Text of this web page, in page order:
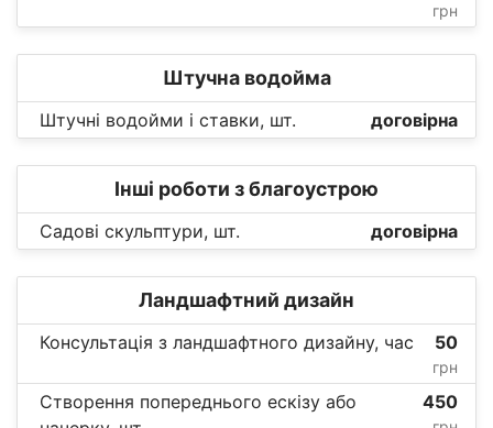
грн
Штучна водойма
Штучні водойми і ставки, шт. договірна
Інші роботи з благоустрою
Садові скульптури, шт. договірна
Ландшафтний дизайн
Консультація з ландшафтного дизайну, час 50
грн
Створення попереднього ескізу або
450